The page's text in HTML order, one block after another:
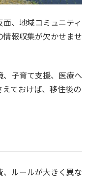
、地域コミュニティ
報収集が欠かせませ
子育て支援、医療へ
ておけば、移住後の
ルールが大きく異な